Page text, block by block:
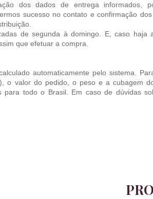
dos dados de entrega informados,
sucesso no contato e confirmação
de segunda à domingo. E, caso haja
que efetuar a compra.
automaticamente pelo sistema.
o valor do pedido, o peso e a cubagem
para todo o Brasil. Em caso de dúvidas